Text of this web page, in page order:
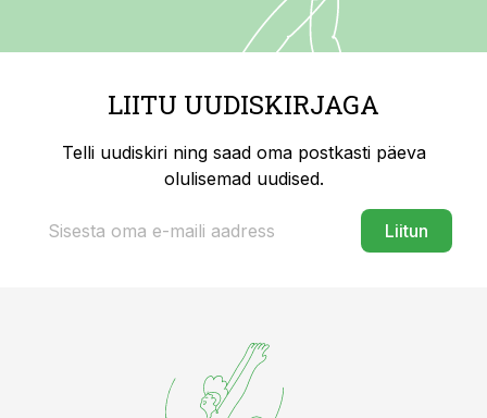
LIITU UUDISKIRJAGA
Telli uudiskiri ning saad oma postkasti päeva
olulisemad uudised.
Liitun